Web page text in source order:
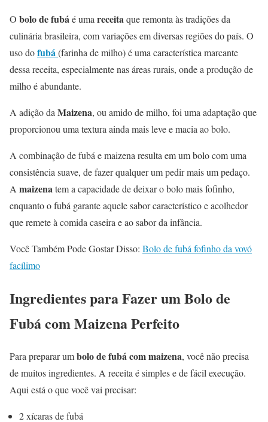
O bolo de fubáé uma receitaque remonta às tradições da
culinária brasileira, com variações em diversas regiões do país. O
uso dofubá(farinha de milho) é uma característica marcante
dessa receita, especialmente nas áreas rurais, onde a produção de
milho é abundante.
A adição da Maizena, ou amido de milho, foi uma adaptação que
proporcionou uma textura ainda mais leve e macia ao bolo.
A combinação de fubá e maizena resulta em um bolo com uma
consistência suave, de fazer qualquer um pedir mais um pedaço.
A maizenatem a capacidade de deixar o bolo mais fofinho,
enquanto o fubá garante aquele sabor característico e acolhedor
que remete à comida caseira e ao sabor da infância.
Você Também Pode Gostar Disso: Bolo de fubá fofinho da vovó
facílimo
Ingredientes para Fazer um Bolo de
Fubá com Maizena Perfeito
Para preparar umbolo de fubá com maizena, você não precisa
de muitos ingredientes. A receita é simples e de fácil execução.
Aqui está o que você vai precisar:
2 xícaras de fubá